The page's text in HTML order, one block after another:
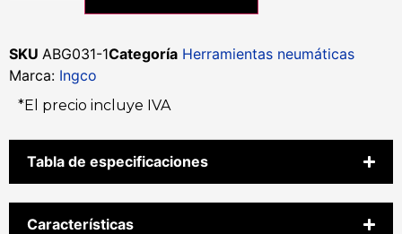
SKU ABG031-1Categoría Herramientas neumáticas
Marca: Ingco
*El precio incluye IVA
Tabla de especificaciones
Características